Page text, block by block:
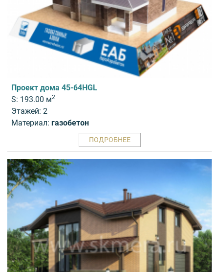
Проект дома 45-64HGL
S: 193.00 м2
Этажей: 2
Материал: газобетон
ПОДРОБНЕЕ